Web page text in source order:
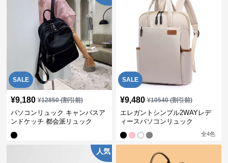
SALE
¥9,180 ¥12850(割引前)
パソコンリュック キャンバスア
ンドケッチ 都会派リュック
SALE
¥9,480 ¥10540(割引前)
エレガントシンプル2WAYレデ
ィースパソコンリュック
全4色
人気